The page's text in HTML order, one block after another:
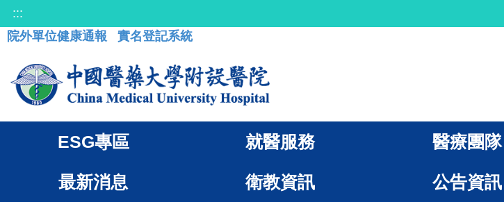
:::
院外單位健康通報
實名登記系統
ESG專區 就醫服務 醫療團隊
最新消息 衛教資訊 公告資訊